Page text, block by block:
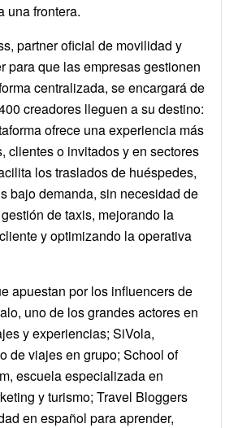
una frontera.
partner oficial de movilidad y
para que las empresas gestionen
centralizada, se encargará de
creadores lleguen a su destino:
ofrece una experiencia más
clientes o invitados y en sectores
los traslados de huéspedes,
bajo demanda, sin necesidad de
de taxis, mejorando la
y optimizando la operativa
apuestan por los influencers de
uno de los grandes actores en
y experiencias; SiVola,
de viajes en grupo; School of
escuela especializada en
y turismo; Travel Bloggers
en español para aprender,